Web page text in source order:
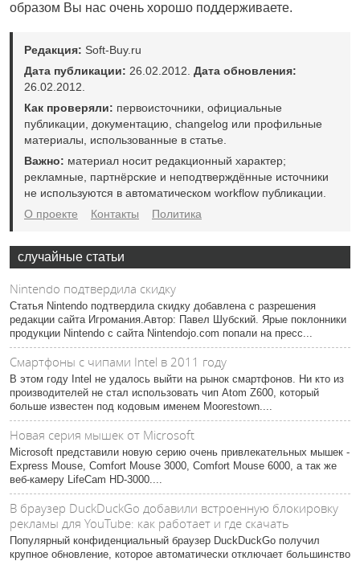
образом Вы нас очень хорошо поддерживаете.
Редакция: Soft-Buy.ru
Дата публикации: 26.02.2012. Дата обновления:
26.02.2012.
Как проверяли: первоисточники, официальные
публикации, документацию, changelog или профильные
материалы, использованные в статье.
Важно: материал носит редакционный характер;
рекламные, партнёрские и неподтверждённые источники
не используются в автоматическом workflow публикации.
О проекте
Контакты Политика
случайные статьи
Nintendo подтвердила скидку
Статья Nintendo подтвердила скидку добавлена с разрешения
редакции сайта Игромания.Автор: Павел Шубский. Ярые поклонники
продукции Nintendo с сайта Nintendojo.com попали на пресс...
Смартфоны с чипами Intel в 2011 году
В этом году Intel не удалось выйти на рынок смартфонов. Ни кто из
производителей не стал использовать чип Atom Z600, который
больше известен под кодовым именем Moorestown....
Новая серия мышек от Microsoft
Microsoft представили новую серию очень привлекательных мышек -
Express Mouse, Comfort Mouse 3000, Comfort Mouse 6000, а так же
веб-камеру LifeCam HD-3000....
В браузер DuckDuckGo добавили встроенную блокировку
рекламы для YouTube: как работает и где скачать
Популярный конфиденциальный браузер DuckDuckGo получил
крупное обновление, которое автоматически отключает большинство